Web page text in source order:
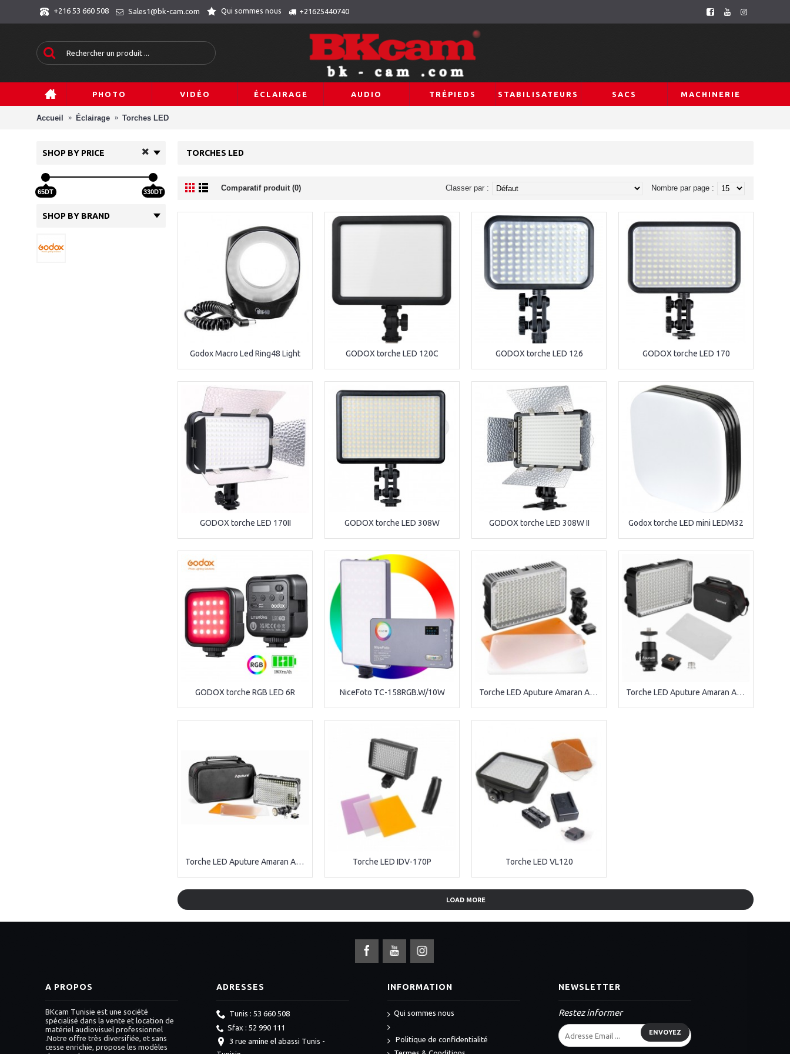
+216 53 660 508 Sales1@bk-cam.com Qui sommes nous +21625440740
PHOTO VIDÉO ÉCLAIRAGE AUDIO TRÉPIEDS STABILISATEURS SACS MACHINERIE
Accueil Éclairage Torches LED
SHOP BY PRICE
65DT 330DT
SHOP BY BRAND
TORCHES LED
Comparatif produit (0) Nombre par page :
Classer par :
Godox Macro Led Ring48 Light GODOX torche LED 120C GODOX torche LED 126 GODOX torche LED 170
GODOX torche LED 170II GODOX torche LED 308W GODOX torche LED 308W II Godox torche LED mini LEDM32
GODOX torche RGB LED 6R NiceFoto TC-158RGB.W/10W Torche LED Aputure Amaran AL-H160 CRI 95+ Torche LED Aputure Amaran AL-H198 CRI 95+
Torche LED Aputure Amaran AL-H198C CRI 95+ (température de couleur variable) Torche LED IDV-170P Torche LED VL120
LOAD MORE
A PROPOS
BKcam Tunisie est une société
spécialisé dans la vente et location de
matériel audiovisuel professionnel
.Notre offre très diversifiée, et sans
cesse enrichie, propose les modèles
ADRESSES
Tunis : 53 660 508
Sfax : 52 990 111
3 rue amine el abassi Tunis -
INFORMATION
Qui sommes nous
Politique de confidentialité
NEWSLETTER
Restez informer
ENVOYEZ